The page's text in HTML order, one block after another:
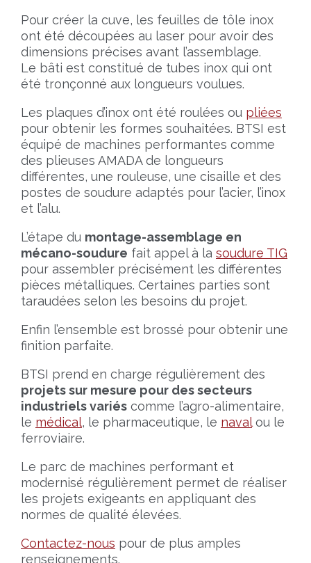
Pour créer la cuve, les feuilles de tôle inox
ont été découpées au laser pour avoir des
dimensions précises avant l’assemblage.
Le bâti est constitué de tubes inox qui ont
été tronçonné aux longueurs voulues.
Les plaques d’inox ont été roulées ou pliées
pour obtenir les formes souhaitées. BTSI est
équipé de machines performantes comme
des plieuses AMADA de longueurs
différentes, une rouleuse, une cisaille et des
postes de soudure adaptés pour l’acier, l’inox
et l’alu.
L’étape du montage-assemblage en
mécano-soudure fait appel à la soudure TIG
pour assembler précisément les différentes
pièces métalliques. Certaines parties sont
taraudées selon les besoins du projet.
Enfin l’ensemble est brossé pour obtenir une
finition parfaite.
BTSI prend en charge régulièrement des
projets sur mesure pour des secteurs
industriels variés comme l’agro-alimentaire,
le médical, le pharmaceutique, le navalou le
ferroviaire.
Le parc de machines performant et
modernisé régulièrement permet de réaliser
les projets exigeants en appliquant des
normes de qualité élevées.
Contactez-nous pour de plus amples
renseignements.